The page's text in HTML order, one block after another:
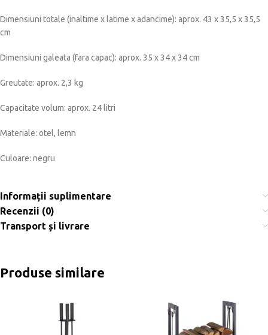
Dimensiuni totale (inaltime x latime x adancime): aprox. 43 x 35,5 x 35,5
cm
Dimensiuni galeata (fara capac): aprox. 35 x 34 x 34 cm
Greutate: aprox. 2,3 kg
Capacitate volum: aprox. 24 litri
Materiale: otel, lemn
Culoare: negru
Informații suplimentare
Recenzii (0)
Transport și livrare
Produse similare